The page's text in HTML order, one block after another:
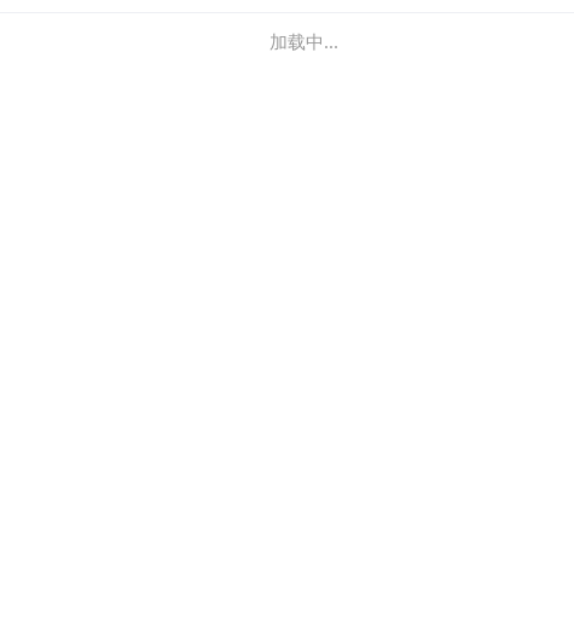
加载中...